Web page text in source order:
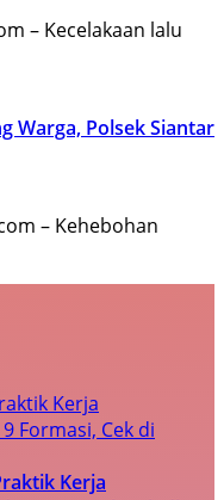
– Kecelakaan lalu
Warga, Polsek Siantar
– Kehebohan
Kerja